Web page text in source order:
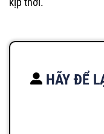
HÃY ĐỂ